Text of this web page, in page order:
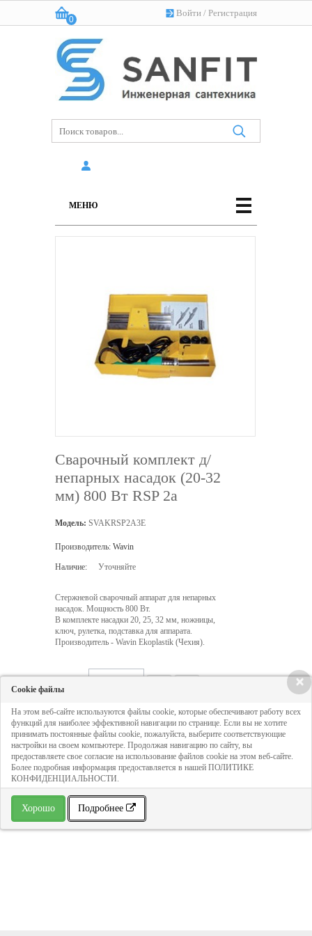
Войти / Регистрация
Корзина:
0
(пусто)
МЕНЮ
Сварочный комплект д/
непарных насадок (20-32
мм) 800 Вт RSP 2a
Модель: SVAKRSP2A3E
Производитель: Wavin
Наличие: Уточняйте
Стержневой сварочный аппарат для непарных
насадок. Мощность 800 Вт.
В комплекте насадки 20, 25, 32 мм, ножницы,
ключ, рулетка, подставка для аппарата.
Производитель - Wavin Ekoplastik (Чехия).
Кол-во:
24 971 руб
ДОБАВИТЬ В КОРЗИНУ
» В избранное
×
Cookie файлы
На этом веб-сайте используются файлы cookie, которые обеспечивают работу всех
функций для наиболее эффективной навигации по странице. Если вы не хотите
принимать постоянные файлы cookie, пожалуйста, выберите соответствующие
настройки на своем компьютере. Продолжая навигацию по сайту, вы
предоставляете свое согласие на использование файлов cookie на этом веб-сайте.
Более подробная информация предоставляется в нашей ПОЛИТИКЕ
КОНФИДЕНЦИАЛЬНОСТИ.
Хорошо Подробнее